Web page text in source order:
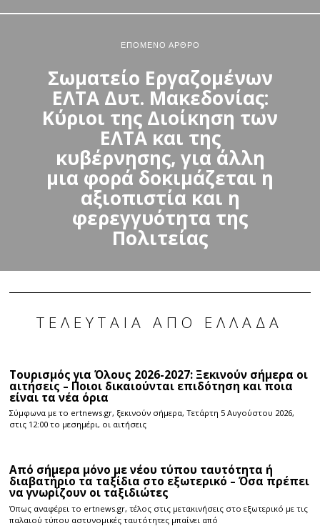
ΕΠΌΜΕΝΟ ΆΡΘΡΟ
Σωματείο Εργαζομένων
ΕΛΤΑ Δυτ. Μακεδονίας:
Κύριοι της Διοίκηση των
ΕΛΤΑ και της
κυβέρνησης, για άλλη
μια φορά δοκιμάζεται η
αξιοπιστία και η
φερεγγυότητα της
Πολιτείας
ΤΕΛΕΥΤΑΊΑ ΑΠΌ ΕΛΛΆΔΑ
Τουρισμός για Όλους 2026-2027: Ξεκινούν σήμερα οι
αιτήσεις – Ποιοι δικαιούνται επιδότηση και ποια
είναι τα νέα όρια
Σύμφωνα με το ertnews.gr, ξεκινούν σήμερα, Τετάρτη 5 Αυγούστου 2026,
στις 12:00 το μεσημέρι, οι αιτήσεις
Από σήμερα μόνο με νέου τύπου ταυτότητα ή
διαβατήριο τα ταξίδια στο εξωτερικό – Όσα πρέπει
να γνωρίζουν οι ταξιδιώτες
Όπως αναφέρει το ertnews.gr, τέλος στις μετακινήσεις στο εξωτερικό με τις
παλαιού τύπου αστυνομικές ταυτότητες μπαίνει από